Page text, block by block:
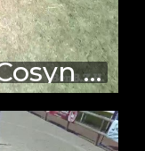
Cambox ISI3 S. Cosyn - Maulay La Buissonnière